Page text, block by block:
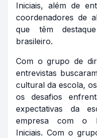
Iniciais, além de
coordenadores de
que têm
brasileiro.
Com o grupo de
entrevistas
cultural da escola,
os desafios
expectativas da
empresa com o
Iniciais. Com o